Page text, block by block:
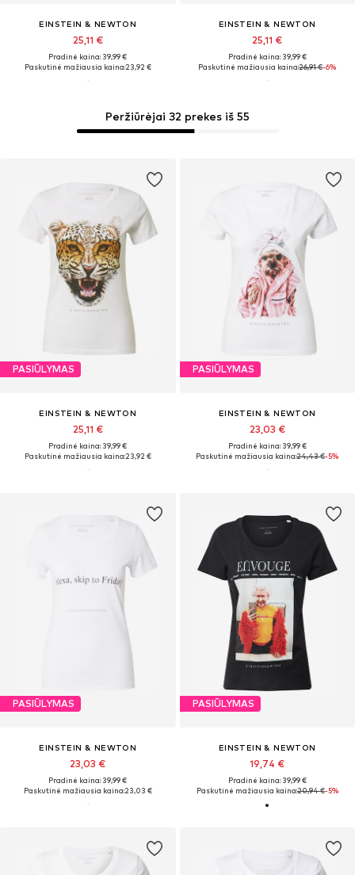
Peržiūrėjai 32 prekes iš 55
EINSTEIN & NEWTON
25,11 €
Pradinė kaina: 39,99 €
Paskutinė mažiausia kaina:23,92 €
EINSTEIN & NEWTON
25,11 €
Pradinė kaina: 39,99 €
Paskutinė mažiausia kaina:26,91 €-6%
PASIŪLYMAS
EINSTEIN & NEWTON
25,11 €
Pradinė kaina: 39,99 €
Paskutinė mažiausia kaina:23,92 €
PASIŪLYMAS
EINSTEIN & NEWTON
23,03 €
Pradinė kaina: 39,99 €
Paskutinė mažiausia kaina:24,43 €-5%
PASIŪLYMAS
EINSTEIN & NEWTON
23,03 €
Pradinė kaina: 39,99 €
Paskutinė mažiausia kaina:23,03 €
PASIŪLYMAS
EINSTEIN & NEWTON
19,74 €
Pradinė kaina: 39,99 €
Paskutinė mažiausia kaina:20,94 €-5%